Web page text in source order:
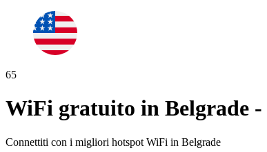
65
WiFi gratuito in Belgrade -
Connettiti con i migliori hotspot WiFi in Belgrade